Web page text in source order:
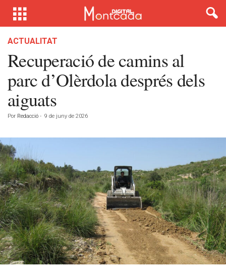
ACTUALITAT
Recuperació de camins al
parc d’Olèrdola després dels
aiguats
Por Redacció - 9 de juny de 2026